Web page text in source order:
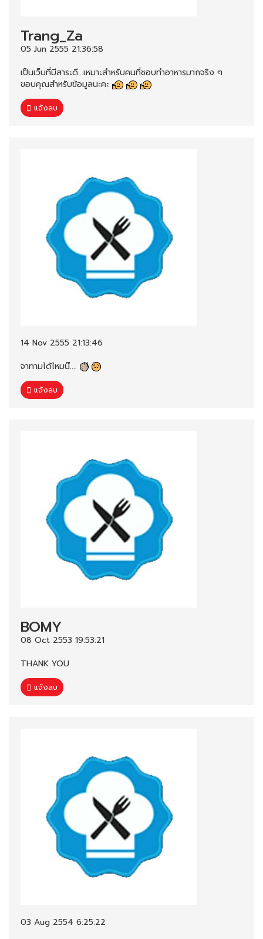
Trang_Za
05 Jun 2555 21:36:58
เป็นเว็บที่มีสาระดี...เหมาะสำหรับคนที่ชอบทำอาหารมากจริง ๆ
ขอบคุณสำหรับข้อมูลนะคะ
แจ้งลบ
14 Nov 2555 21:13:46
จาทามได้ไหมน๊....
แจ้งลบ
BOMY
08 Oct 2553 19:53:21
THANK YOU
แจ้งลบ
03 Aug 2554 6:25:22